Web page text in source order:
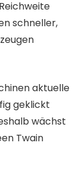
schneller,
aktuelle
geklickt
wächst
Twain